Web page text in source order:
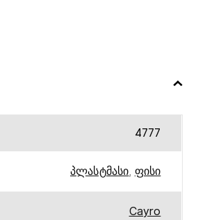
4777
პლასტმასი, ფისი
Cayro